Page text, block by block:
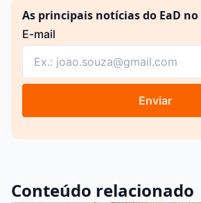
As principais notícias do EaD
E-mail
Enviar
Conteúdo relacionado